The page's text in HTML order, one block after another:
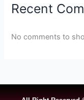
Recent
No comments to